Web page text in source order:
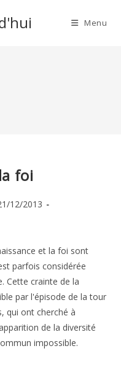
Menu
foi
:
12/2013
et la foi sont
parfois considérée
Cette crainte de la
par l'épisode de la tour
qui ont cherché à
de la diversité
impossible.